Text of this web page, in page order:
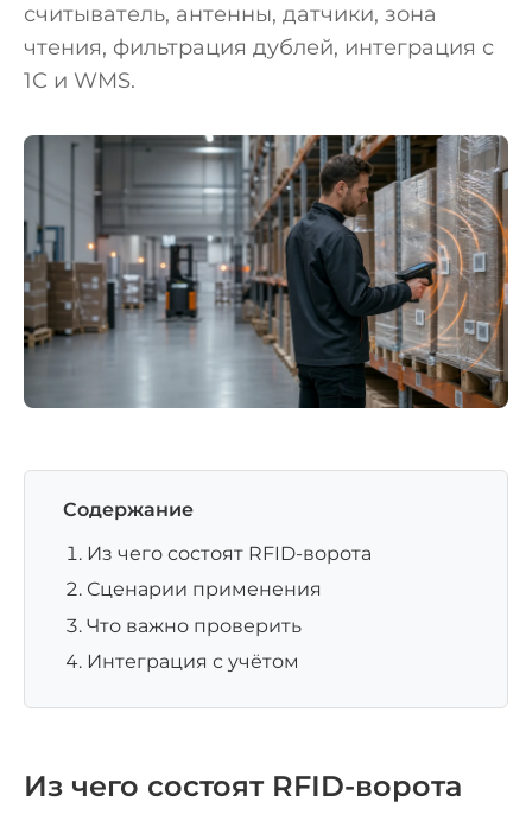
считыватель, антенны, датчики, зона
чтения, фильтрация дублей, интеграция с
1С и WMS.
Содержание
Из чего состоят RFID-ворота
Сценарии применения
Что важно проверить
Интеграция с учётом
Из чего состоят RFID-ворота